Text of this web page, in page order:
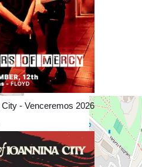
- Venceremos 2026